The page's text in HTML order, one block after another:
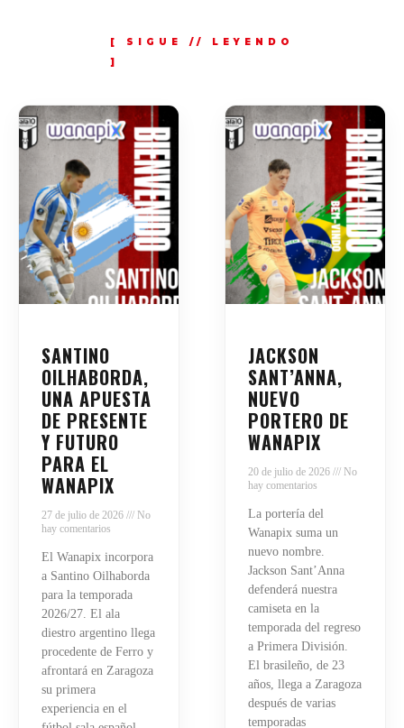
SANTINO
OILHABORDA,
UNA APUESTA
DE PRESENTE
Y FUTURO
PARA EL
WANAPIX
27 de julio de 2026
No
hay comentarios
El Wanapix incorpora
a Santino Oilhaborda
para la temporada
2026/27. El ala
diestro argentino llega
procedente de Ferro y
afrontará en Zaragoza
su primera
experiencia en el
JACKSON
SANT’ANNA,
NUEVO
PORTERO DE
WANAPIX
20 de julio de 2026
No
hay comentarios
La portería del
Wanapix suma un
nuevo nombre.
Jackson Sant’Anna
defenderá nuestra
camiseta en la
temporada del regreso
a Primera División.
El brasileño, de 23
años, llega a Zaragoza
después de varias
temporadas